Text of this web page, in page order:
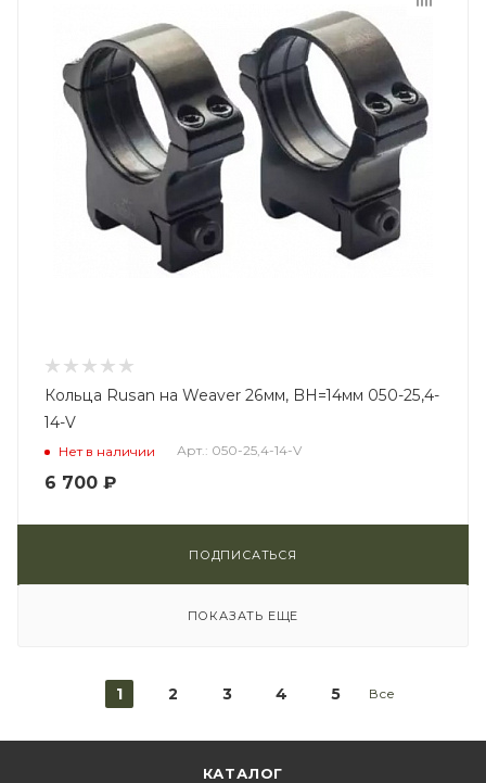
Кольца Rusan на Weaver 26мм, BH=14мм 050-25,4-
14-V
Нет в наличии Арт.: 050-25,4-14-V
6 700 ₽
ПОДПИСАТЬСЯ
ПОКАЗАТЬ ЕЩЕ
1 2 3 4 5 Все
КАТАЛОГ